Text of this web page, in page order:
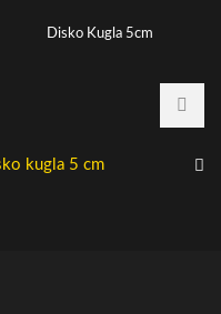
kugla 5 cm